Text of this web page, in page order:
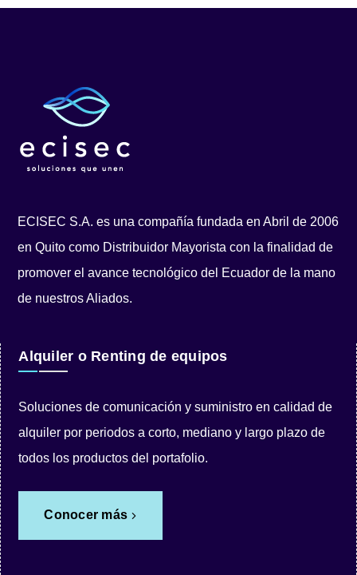
ECISEC S.A. es una compañía fundada en Abril de 2006
en Quito como Distribuidor Mayorista con la finalidad de
promover el avance tecnológico del Ecuador de la mano
de nuestros Aliados.
Alquiler o Renting de equipos
Soluciones de comunicación y suministro en calidad de
alquiler por periodos a corto, mediano y largo plazo de
todos los productos del portafolio.
Conocer más